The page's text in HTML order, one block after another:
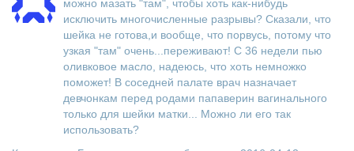
можно мазать "там", чтобы хоть как-нибудь
исключить многочисленные разрывы? Сказали, что
шейка не готова,и вообще, что порвусь, потому что
узкая "там" очень...переживают! С 36 недели пью
оливковое масло, надеюсь, что хоть немножко
поможет! В соседней палате врач назначает
девчонкам перед родами папаверин вагинального
только для шейки матки... Можно ли его так
использовать?